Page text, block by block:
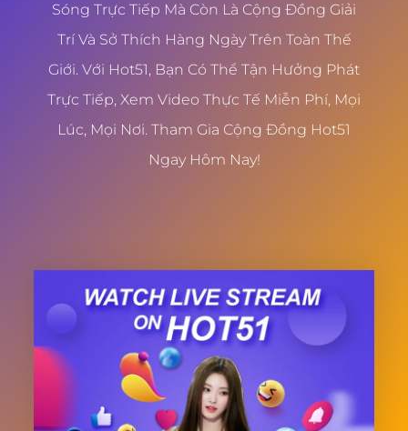
Sóng Trực Tiếp Mà Còn Là Cộng Đồng Giải
Trí Và Sở Thích Hàng Ngày Trên Toàn Thế
Giới. Với Hot51, Bạn Có Thể Tận Hưởng Phát
Trực Tiếp, Xem Video Thực Tế Miễn Phí, Mọi
Lúc, Mọi Nơi. Tham Gia Cộng Đồng Hot51
Ngay Hôm Nay!